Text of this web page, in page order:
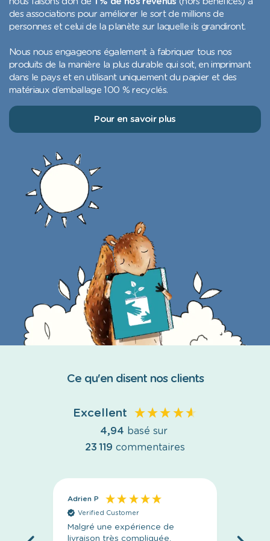
des associations pour améliorer le sort de millions de
personnes et celui de la planète sur laquelle ils grandiront.
Nous nous engageons également à fabriquer tous nos
produits de la manière la plus durable qui soit, en imprimant
dans le pays et en utilisant uniquement du papier et des
matériaux d’emballage 100 % recyclés.
Pour en savoir plus
Ce qu'en disent nos clients
Excellent
4,94 basé sur
23 119 commentaires
Adrien P
Verified Customer
Malgré une expérience de
livraison très compliquée,